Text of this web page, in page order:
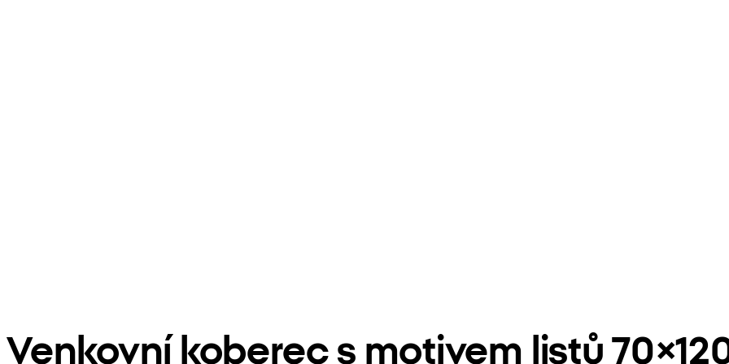
Venkovní koberec s motivem listů